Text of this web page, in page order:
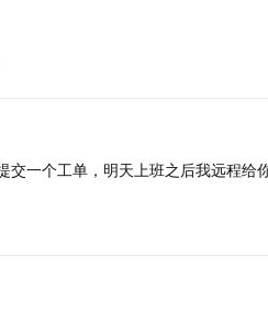
交一个工单，明天上班之后我远程给